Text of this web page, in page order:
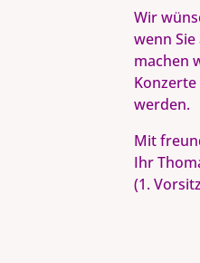
Wir
wenn
machen
werden.
Mit
Ihr
(1.